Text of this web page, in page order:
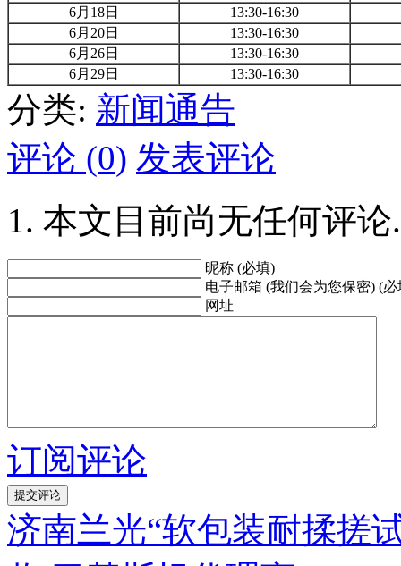
6月18日
13:30-16:30
6月20日
13:30-16:30
6月26日
13:30-16:30
6月29日
13:30-16:30
分类: 新闻通告
评论 (0) 发表评论
本文目前尚无任何评论.
昵称 (必填)
电子邮箱 (我们会为您保密) (必
网址
订阅评论
济南兰光“软包装耐揉搓